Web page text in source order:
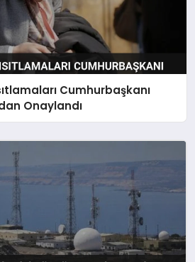
Cumhurbaşkanı
Onaylandı